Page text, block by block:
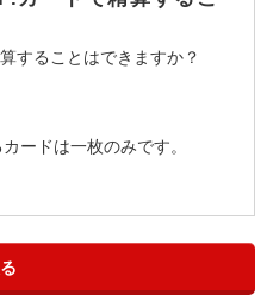
することはできますか？
ードは一枚のみです。